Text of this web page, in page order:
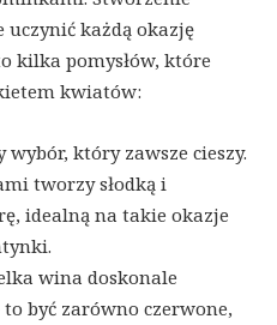
każdą okazję
kilka pomysłów, które
kwiatów:
wybór, który zawsze cieszy.
tworzy słodką i
idealną na takie okazje
wina doskonale
być zarówno czerwone,